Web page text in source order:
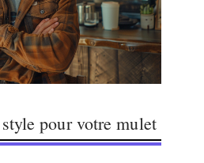
pour votre mulet